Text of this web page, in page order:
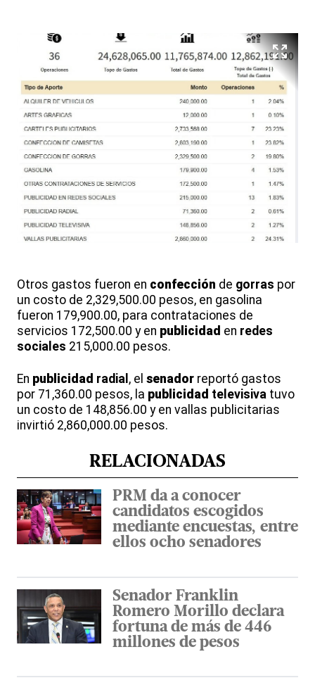
Otros gastos fueron en confección de gorras por
un costo de 2,329,500.00 pesos, en gasolina
fueron 179,900.00, para contrataciones de
servicios 172,500.00 y en publicidad en redes
sociales 215,000.00 pesos.
En publicidad radial , el senador reportó gastos
por 71,360.00 pesos, la publicidad televisiva tuvo
un costo de 148,856.00 y en vallas publicitarias
invirtió 2,860,000.00 pesos.
RELACIONADAS
PRM da a conocer
candidatos escogidos
mediante encuestas, entre
ellos ocho senadores
Senador Franklin
Romero Morillo declara
fortuna de más de 446
millones de pesos